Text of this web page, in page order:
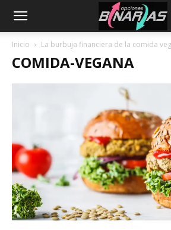
Inicio La burbuja financiera de la comida
COMIDA-VEGANA